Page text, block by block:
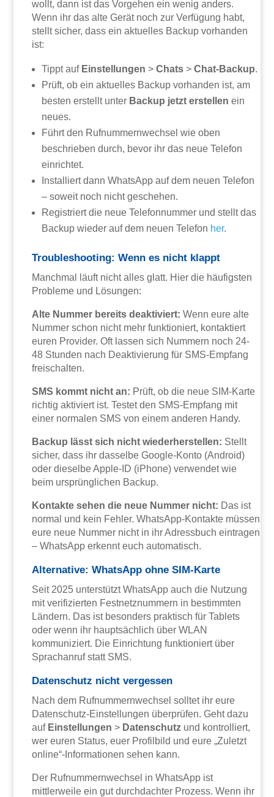
wollt, dann ist das Vorgehen ein wenig anders.
Wenn ihr das alte Gerät noch zur Verfügung habt,
stellt sicher, dass ein aktuelles Backup vorhanden
ist:
Tippt auf Einstellungen >Chats >Chat-Backup.
Prüft, ob ein aktuelles Backup vorhanden ist, am
besten erstellt unter Backup jetzt erstellen ein
neues.
Führt den Rufnummernwechsel wie oben
beschrieben durch, bevor ihr das neue Telefon
einrichtet.
Installiert dann WhatsApp auf dem neuen Telefon
– soweit noch nicht geschehen.
Registriert die neue Telefonnummer und stellt das
Backup wieder auf dem neuen Telefon her.
Troubleshooting: Wenn es nicht klappt
Manchmal läuft nicht alles glatt. Hier die häufigsten
Probleme und Lösungen:
Alte Nummer bereits deaktiviert: Wenn eure alte
Nummer schon nicht mehr funktioniert, kontaktiert
euren Provider. Oft lassen sich Nummern noch 24-
48 Stunden nach Deaktivierung für SMS-Empfang
freischalten.
SMS kommt nicht an: Prüft, ob die neue SIM-Karte
richtig aktiviert ist. Testet den SMS-Empfang mit
einer normalen SMS von einem anderen Handy.
Backup lässt sich nicht wiederherstellen: Stellt
sicher, dass ihr dasselbe Google-Konto (Android)
oder dieselbe Apple-ID (iPhone) verwendet wie
beim ursprünglichen Backup.
Kontakte sehen die neue Nummer nicht: Das ist
normal und kein Fehler. WhatsApp-Kontakte müssen
eure neue Nummer nicht in ihr Adressbuch eintragen
– WhatsApp erkennt euch automatisch.
Alternative: WhatsApp ohne SIM-Karte
Seit 2025 unterstützt WhatsApp auch die Nutzung
mit verifizierten Festnetznummern in bestimmten
Ländern. Das ist besonders praktisch für Tablets
oder wenn ihr hauptsächlich über WLAN
kommuniziert. Die Einrichtung funktioniert über
Sprachanruf statt SMS.
Datenschutz nicht vergessen
Nach dem Rufnummernwechsel solltet ihr eure
Datenschutz-Einstellungen überprüfen. Geht dazu
auf Einstellungen > Datenschutz und kontrolliert,
wer euren Status, euer Profilbild und eure „Zuletzt
online“-Informationen sehen kann.
Der Rufnummernwechsel in WhatsApp ist
mittlerweile ein gut durchdachter Prozess. Wenn ihr